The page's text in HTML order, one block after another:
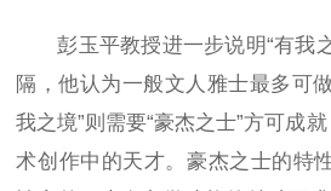
彭玉平教授进一步说明“有我
隔，他认为一般文人雅士最多可
我之境”则需要“豪杰之士”方可成
术创作中的天才。豪杰之士的特